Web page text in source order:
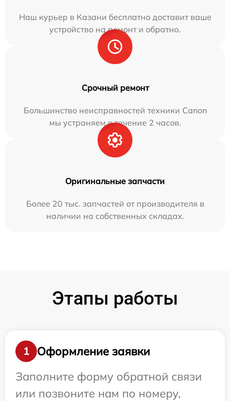
Наш курьер в Казани бесплатно доставит ваше
устройство на ремонт и обратно.
Срочный ремонт
Большинство неисправностей техники Canon
мы устраняем в течение 2 часов.
Оригинальные запчасти
Более 20 тыс. запчастей от производителя в
наличии на собственных складах.
Этапы работы
1
Оформление заявки
Заполните форму обратной связи
или позвоните нам по номеру,